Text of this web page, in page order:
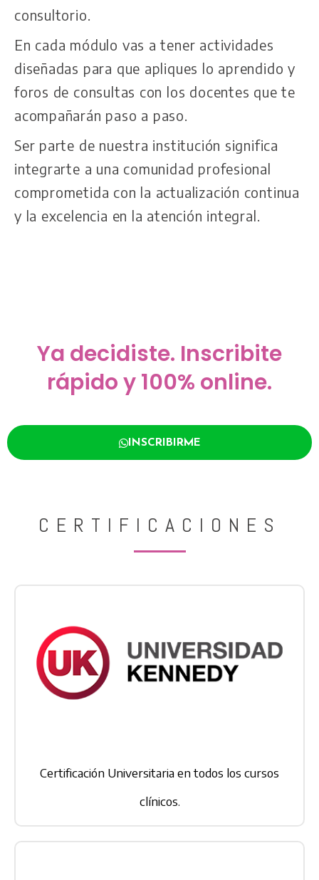
consultorio.
En cada módulo vas a tener actividades
diseñadas para que apliques lo aprendido y
foros de consultas con los docentes que te
acompañarán paso a paso.
Ser parte de nuestra institución significa
integrarte a una comunidad profesional
comprometida con la actualización continua
y la excelencia en la atención integral.
Ya decidiste. Inscribite
rápido y 100% online.
INSCRIBIRME
CERTIFICACIONES
Certificación Universitaria en todos los cursos
clínicos.